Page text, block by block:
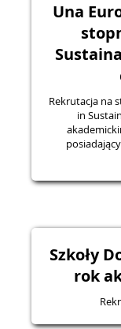
Una
Rekrutacja na
in
Szkoły
rok